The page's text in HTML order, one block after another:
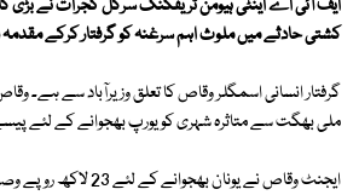
ایف آئی اے اینٹی ہیومن ٹریفکنگ سرکل گجرات نے بڑی
کشتی حادثے میں ملوث اہم سرغنہ کو گرفتار کرکے مقدمہ
گرفتار انسانی اسمگلر وقاص کا تعلق وزیرآباد سے ہے۔
ملی بھگت سے متاثرہ شہری کو یورپ بھجوانے کے لئے
ایجنٹ وقاص نے یونان